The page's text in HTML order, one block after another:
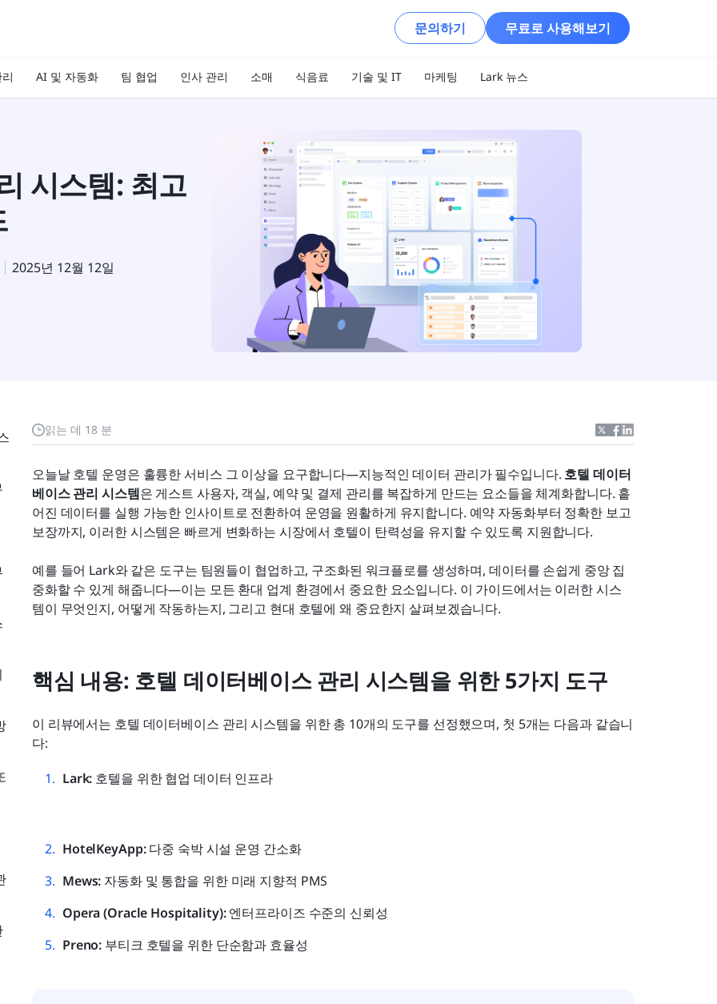
문의하기 무료로 사용해보기
AI 및 자동화 팀 협업 인사 관리 소매 식음료 기술 및 IT 마케팅 Lark 뉴스
시스템: 최고
2025년 12월 12일
읽는 데 18 분
오늘날 호텔 운영은 훌륭한 서비스 그 이상을 요구합니다—지능적인 데이터 관리가 필수입니다. 호텔 데이터
베이스 관리 시스템은 게스트 사용자, 객실, 예약 및 결제 관리를 복잡하게 만드는 요소들을 체계화합니다. 흩
어진 데이터를 실행 가능한 인사이트로 전환하여 운영을 원활하게 유지합니다. 예약 자동화부터 정확한 보고
보장까지, 이러한 시스템은 빠르게 변화하는 시장에서 호텔이 탄력성을 유지할 수 있도록 지원합니다.
예를 들어 Lark와 같은 도구는 팀원들이 협업하고, 구조화된 워크플로를 생성하며, 데이터를 손쉽게 중앙 집
중화할 수 있게 해줍니다—이는 모든 환대 업계 환경에서 중요한 요소입니다. 이 가이드에서는 이러한 시스
템이 무엇인지, 어떻게 작동하는지, 그리고 현대 호텔에 왜 중요한지 살펴보겠습니다.
핵심 내용: 호텔 데이터베이스 관리 시스템을 위한 5가지 도구
이 리뷰에서는 호텔 데이터베이스 관리 시스템을 위한 총 10개의 도구를 선정했으며, 첫 5개는 다음과 같습니
다:
Lark: 호텔을 위한 협업 데이터 인프라
HotelKeyApp: 다중 숙박 시설 운영 간소화
Mews: 자동화 및 통합을 위한 미래 지향적 PMS
Opera (Oracle Hospitality): 엔터프라이즈 수준의 신뢰성
Preno: 부티크 호텔을 위한 단순함과 효율성